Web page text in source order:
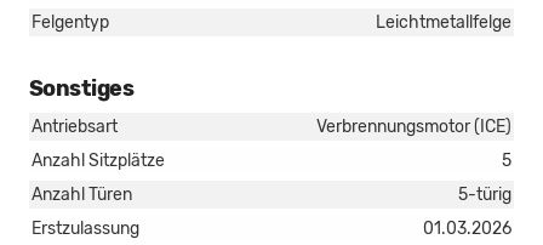
Felgentyp
Leichtmetallfelge
Sonstiges
Antriebsart
Verbrennungsmotor (ICE)
Anzahl Sitzplätze
5
Anzahl Türen
5-türig
Erstzulassung
01.03.2026